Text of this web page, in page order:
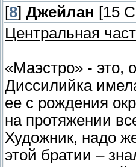
[8] Джейлан [15
Центральная
«Маэстро» - это,
Диссилийка
ее с рождения
на протяжении
Художник, надо
этой братии –